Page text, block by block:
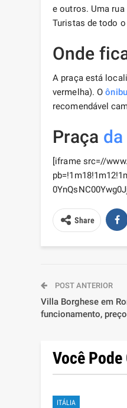
e outros. Uma
Turistas de todo
Onde
A praça está
vermelha). O
recomendável
Praça da
[iframe src=//
Share
POST ANTERIOR
Villa Borghese em
funcionamento,
Você Pode
ITÁLIA